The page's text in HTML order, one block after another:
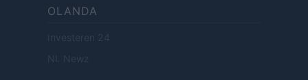
OLANDA
Investeren 24
NL Newz